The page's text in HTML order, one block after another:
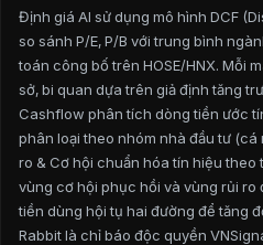
Định giá AI sử dụng mô hình DCF
so sánh P/E, P/B với trung bình
toán công bố trên HOSE/HNX. Mỗi
sở, bi quan dựa trên giả định tăng
Cashflow phân tích dòng tiền ước
phân loại theo nhóm nhà đầu tư
ro & Cơ hội chuẩn hóa tín hiệu
vùng cơ hội phục hồi và vùng rủi ro
tiền dùng hội tụ hai đường để tăng
Rabbit là chỉ báo độc quyền